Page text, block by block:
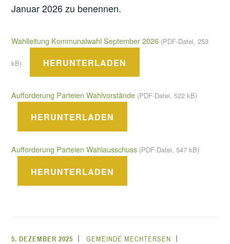
Januar 2026 zu benennen.
Wahlleitung Kommunalwahl September 2026 (PDF-Datei, 253
kB) HERUNTERLADEN
Aufforderung Parteien Wahlvorstände (PDF-Datei, 522 kB)
HERUNTERLADEN
Aufforderung Parteien Wahlausschuss (PDF-Datei, 547 kB)
HERUNTERLADEN
5. DEZEMBER 2025
GEMEINDE MECHTERSEN